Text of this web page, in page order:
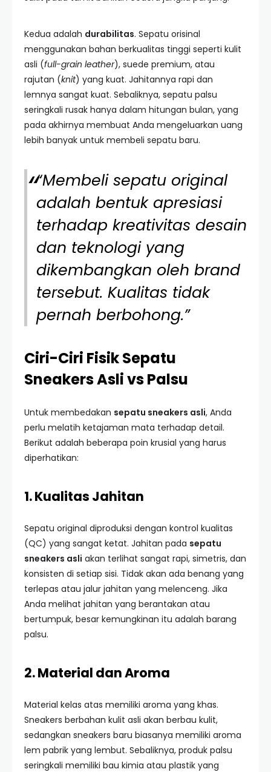
Kedua adalah durabilitas. Sepatu orisinal
menggunakan bahan berkualitas tinggi seperti kulit
asli (full-grain leather), suede premium, atau
rajutan (knit) yang kuat. Jahitannya rapi dan
lemnya sangat kuat. Sebaliknya, sepatu palsu
seringkali rusak hanya dalam hitungan bulan, yang
pada akhirnya membuat Anda mengeluarkan uang
lebih banyak untuk membeli sepatu baru.
“Membeli sepatu original
adalah bentuk apresiasi
terhadap kreativitas desain
dan teknologi yang
dikembangkan oleh brand
tersebut. Kualitas tidak
pernah berbohong.”
Ciri-Ciri Fisik Sepatu
Sneakers Asli vs Palsu
Untuk membedakan sepatu sneakers asli, Anda
perlu melatih ketajaman mata terhadap detail.
Berikut adalah beberapa poin krusial yang harus
diperhatikan:
1. Kualitas Jahitan
Sepatu original diproduksi dengan kontrol kualitas
(QC) yang sangat ketat. Jahitan pada sepatu
sneakers asli akan terlihat sangat rapi, simetris, dan
konsisten di setiap sisi. Tidak akan ada benang yang
terlepas atau jalur jahitan yang melenceng. Jika
Anda melihat jahitan yang berantakan atau
bertumpuk, besar kemungkinan itu adalah barang
palsu.
2. Material dan Aroma
Material kelas atas memiliki aroma yang khas.
Sneakers berbahan kulit asli akan berbau kulit,
sedangkan sneakers baru biasanya memiliki aroma
lem pabrik yang lembut. Sebaliknya, produk palsu
seringkali memiliki bau kimia atau plastik yang